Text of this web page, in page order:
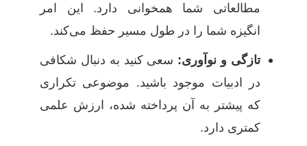
مطالعاتی شما همخوانی دارد. این امر
انگیزه شما را در طول مسیر حفظ می‌کند.
تازگی و نوآوری: سعی کنید به دنبال شکافی
در ادبیات موجود باشید. موضوعی تکراری
که پیشتر به آن پرداخته شده، ارزش علمی
کمتری دارد.